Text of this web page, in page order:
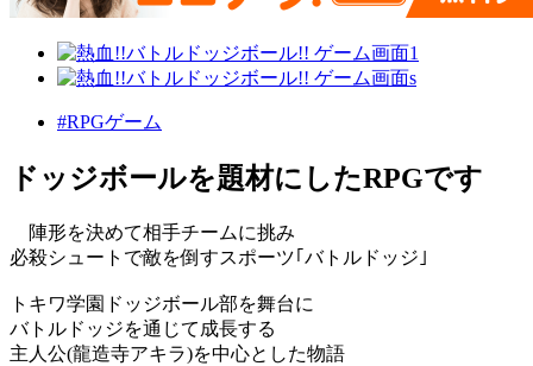
#RPGゲーム
ドッジボールを題材にしたRPGです
陣形を決めて相手チームに挑み
必殺シュートで敵を倒すスポーツ｢バトルドッジ｣
トキワ学園ドッジボール部を舞台に
バトルドッジを通じて成長する
主人公(龍造寺アキラ)を中心とした物語